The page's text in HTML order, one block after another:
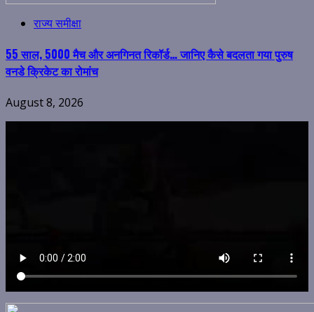
राज्य समीक्षा
55 साल, 5000 मैच और अनगिनत रिकॉर्ड… जानिए कैसे बदलता गया पुरुष
वनडे क्रिकेट का रोमांच
August 8, 2026